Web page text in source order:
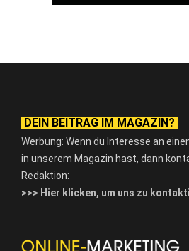
DEIN BEITRAG IM MAGAZIN?
Werbung: Wenn du Interesse an
in unserem Magazin hast, dann
Redaktion:
>>> Hier klicken, um uns zu